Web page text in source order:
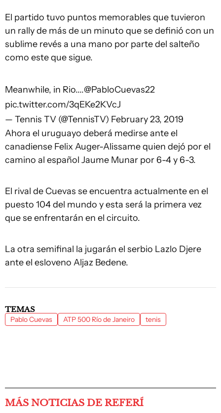
El partido tuvo puntos memorables que tuvieron
un rally de más de un minuto que se definió con un
sublime revés a una mano por parte del salteño
como este que sigue.
Meanwhile, in Rio....@PabloCuevas22
pic.twitter.com/3qEKe2KVcJ
— Tennis TV (@TennisTV) February 23, 2019
Ahora el uruguayo deberá medirse ante el
canadiense Felix Auger-Alissame quien dejó por el
camino al español Jaume Munar por 6-4 y 6-3.
El rival de Cuevas se encuentra actualmente en el
puesto 104 del mundo y esta será la primera vez
que se enfrentarán en el circuito.
La otra semifinal la jugarán el serbio Lazlo Djere
ante el esloveno Aljaz Bedene.
TEMAS
Pablo Cuevas ATP 500 Río de Janeiro tenis
MÁS NOTICIAS DE REFERÍ